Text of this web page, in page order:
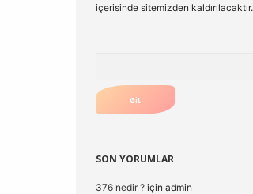
içerisinde sitemizden kaldırılacaktır.
SON YORUMLAR
376 nedir ?için admin